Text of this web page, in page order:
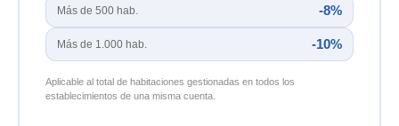
Más de 500 hab. -8%
Más de 1.000 hab. -10%
Aplicable al total de habitaciones gestionadas en todos los
establecimientos de una misma cuenta.